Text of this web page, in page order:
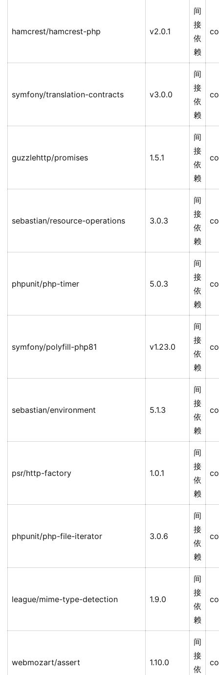
hamcrest/hamcrest-php v2.0.1
间
接
依
赖
symfony/translation-contracts v3.0.0
间
接
依
赖
guzzlehttp/promises 1.5.1
间
接
依
赖
sebastian/resource-operations 3.0.3
间
接
依
赖
phpunit/php-timer 5.0.3
间
接
依
赖
symfony/polyfill-php81 v1.23.0
间
接
依
赖
sebastian/environment 5.1.3
间
接
依
赖
psr/http-factory 1.0.1
间
接
依
赖
phpunit/php-file-iterator 3.0.6
间
接
依
赖
league/mime-type-detection 1.9.0
间
接
依
赖
webmozart/assert 1.10.0
间
接
依